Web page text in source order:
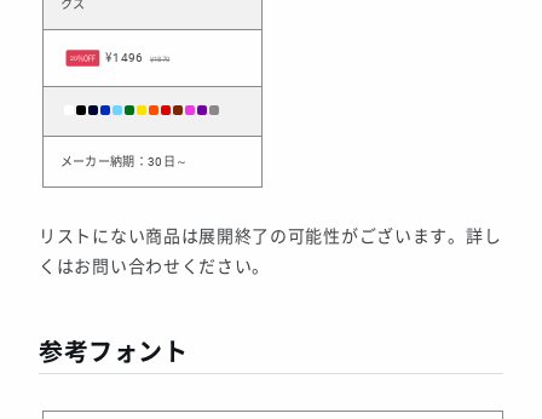
クス
20%OFF ¥1496 ¥1870
メーカー納期：30日～
リストにない商品は展開終了の可能性がございます。詳し
くはお問い合わせください。
参考フォント